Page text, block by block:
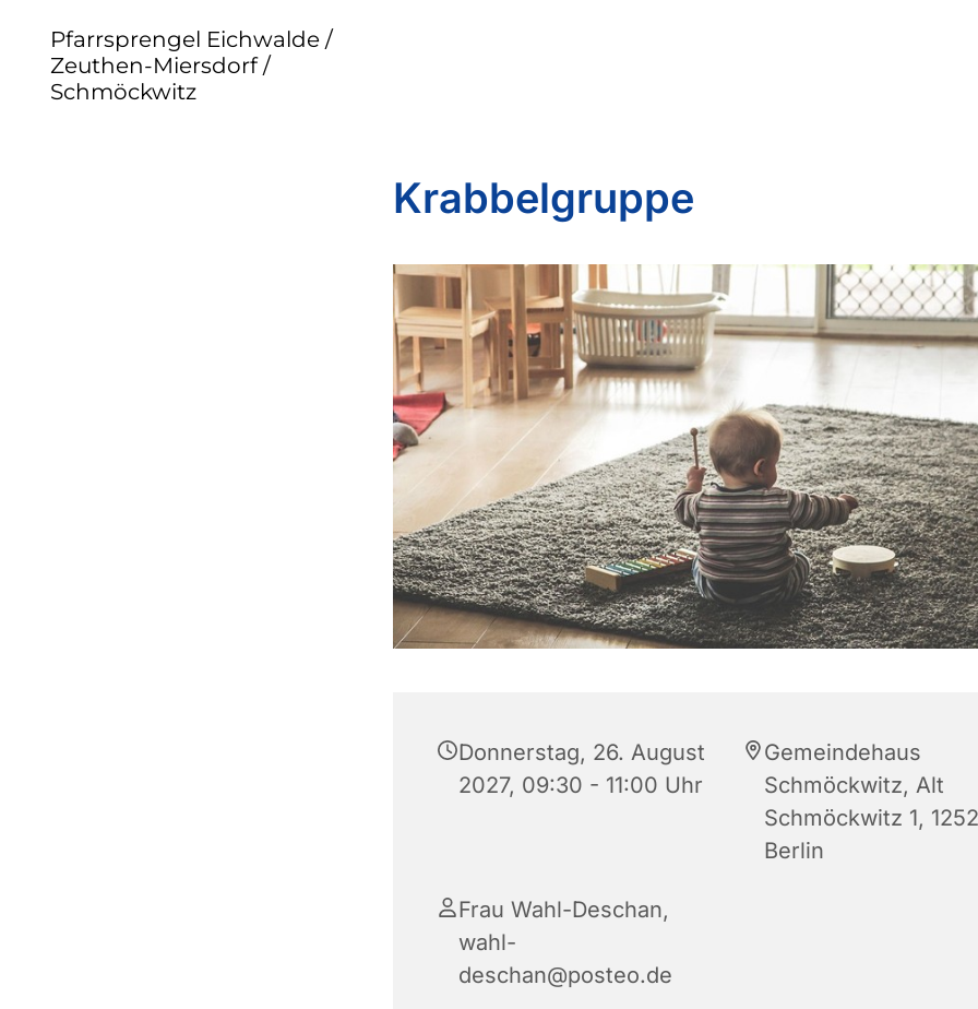
Pfarrsprengel Eichwalde /
Zeuthen-Miersdorf /
Schmöckwitz
Krabbelgruppe
Donnerstag, 26. August
2027, 09:30 - 11:00 Uhr
Gemeindehaus
Schmöckwitz, Alt
Schmöckwitz 1,
Berlin
Frau Wahl-Deschan,
wahl-
deschan@posteo.de